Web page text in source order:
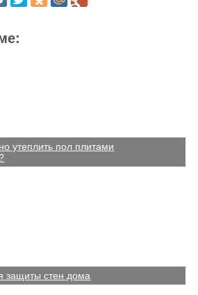
утеплить пол плитами
защиты стен дома